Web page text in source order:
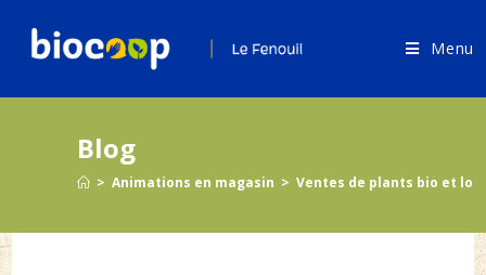
content
Menu
Blog
> Animations en magasin > Ventes de plants bio et